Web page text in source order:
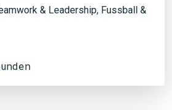
& Leadership, Fussball &